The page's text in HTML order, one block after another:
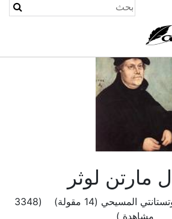
(current)
مارتن لوثر
مؤسس المذهب البروتستانتي المسيحي (14 مقولة) (3348
مشاهدة )